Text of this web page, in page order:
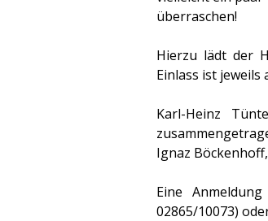
überraschen!
Hierzu lädt der
Einlass ist
Karl-Heinz
Ignaz
Eine
02865/10073)